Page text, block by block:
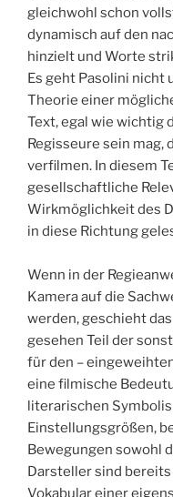
gleichwohl schon
dynamisch auf den
hinzielt und Worte
Es geht Pasolini nicht
Theorie einer
Text, egal wie wichtig
Regisseure sein mag,
verfilmen. In diesem
gesellschaftliche
Wirkmöglichkeit des
in diese Richtung
Wenn in der
Kamera auf die
werden, geschieht
gesehen Teil der
für den –
eine filmische
literarischen
Einstellungsgrößen,
Bewegungen sowohl
Darsteller sind
Vokabular einer